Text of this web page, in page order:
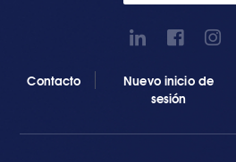
Contacto
Nuevo inicio de
sesión